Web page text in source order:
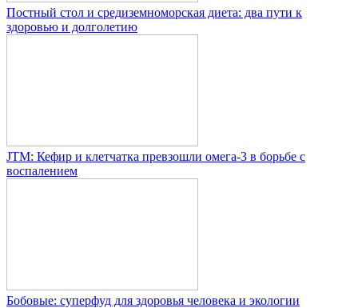
Постный стол и средиземноморская диета: два пути к
здоровью и долголетию
JTM: Кефир и клетчатка превзошли омега-3 в борьбе с
воспалением
Бобовые: суперфуд для здоровья человека и экологии